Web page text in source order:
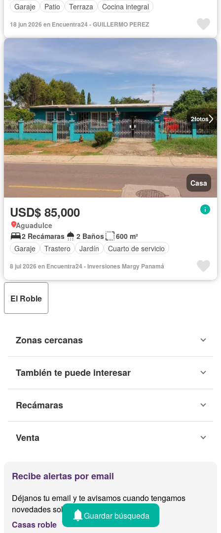
Garaje
Patio Terraza Cocina integral
18 jun 2026 en Encuentra24 - GUILLERMO PEREZ
2fotos
Casa
USD$ 85,000
Aguadulce
2 Recámaras
2 Baños
600 m²
Garaje
Trastero Jardín Cuarto de servicio
8 jul 2026 en Encuentra24 - Inversiones Margy Panamá
El Roble
Zonas cercanas
También te puede interesar
Recámaras
Venta
Recibe alertas por email
Déjanos tu email y te avisamos cuando tengamos
novedades sobre
Casas roble
Guardar búsqueda